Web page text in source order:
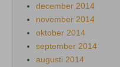
december 2014
november 2014
oktober 2014
september 2014
augusti 2014